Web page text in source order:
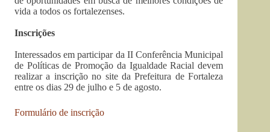
vida a todos os fortalezenses.
Inscrições
Interessados em participar da II Conferência Municipal
de Políticas de Promoção da Igualdade Racial devem
realizar a inscrição no site da Prefeitura de Fortaleza
entre os dias 29 de julho e 5 de agosto.
Formulário de inscrição